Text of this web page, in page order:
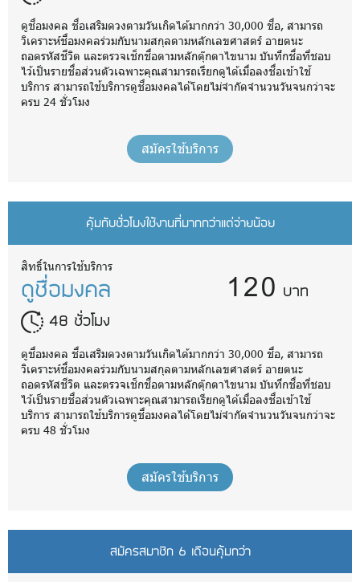
ดูชื่อมงคล ชื่อเสริมดวงตามวันเกิดได้มากกว่า 30,000 ชื่อ, สามารถ
วิเคราะห์ชื่อมงคลร่วมกับนามสกุลตามหลักเลขศาสตร์ อายตนะ
ถอดรหัสชีวิต และตรวจเช็กชื่อตามหลักตุ๊กตาไขนาม บันทึกชื่อที่ชอบ
ไว้เป็นรายชื่อส่วนตัวเฉพาะคุณสามารถเรียกดูได้เมื่อลงชื่อเข้าใช้
บริการ สามารถใช้บริการดูชื่อมงคลได้โดยไม่จำกัดจำนวนวันจนกว่าจะ
ครบ 24 ชั่วโมง
สมัครใช้บริการ
คุ้มกับชั่วโมงใช้งานที่มากกว่าแต่จ่ายน้อย
สิทธิ์ในการใช้บริการ
ดูชื่อมงคล
48 ชั่วโมง
120 บาท
ดูชื่อมงคล ชื่อเสริมดวงตามวันเกิดได้มากกว่า 30,000 ชื่อ, สามารถ
วิเคราะห์ชื่อมงคลร่วมกับนามสกุลตามหลักเลขศาสตร์ อายตนะ
ถอดรหัสชีวิต และตรวจเช็กชื่อตามหลักตุ๊กตาไขนาม บันทึกชื่อที่ชอบ
ไว้เป็นรายชื่อส่วนตัวเฉพาะคุณสามารถเรียกดูได้เมื่อลงชื่อเข้าใช้
บริการ สามารถใช้บริการดูชื่อมงคลได้โดยไม่จำกัดจำนวนวันจนกว่าจะ
ครบ 48 ชั่วโมง
สมัครใช้บริการ
สมัครสมาชิก 6 เดือนคุ้มกว่า